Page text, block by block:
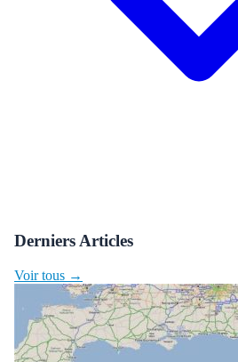
Derniers Articles
Voir tous →